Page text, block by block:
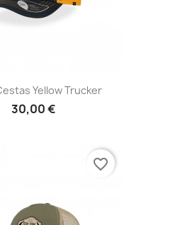
Yellow Trucker
30,00 €
favorite_border